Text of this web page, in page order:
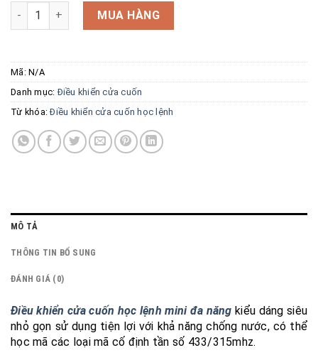
Điều khiển cửa cuốn học lệnh mini đa năng số lượng
MUA HÀNG
Mã: N/A
Danh mục:Điều khiển cửa cuốn
Từ khóa:Điều khiển cửa cuốn học lệnh
MÔ TẢ
THÔNG TIN BỔ SUNG
ĐÁNH GIÁ (0)
Điều khiển cửa cuốn học lệnh mini đa năng kiểu dáng siêu
nhỏ gọn sử dụng tiện lợi với khả năng chống nước, có thể
học mã các loại mã cố định tần số 433/315mhz.